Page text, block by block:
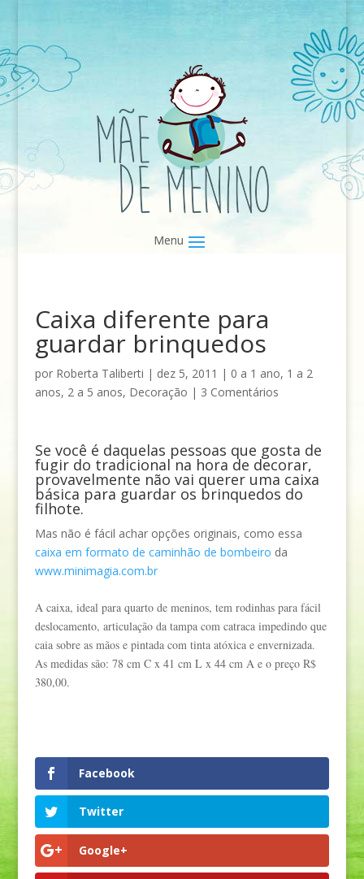
Caixa diferente para
guardar brinquedos
por Roberta Taliberti | dez 5, 2011 | 0 a 1 ano, 1 a 2
anos, 2 a 5 anos, Decoração | 3 Comentários
Se você é daquelas pessoas que gosta de
fugir do tradicional na hora de decorar,
provavelmente não vai querer uma caixa
básica para guardar os brinquedos do
filhote.
Mas não é fácil achar opções originais, como essa
caixa em formato de caminhão de bombeiro da
www.minimagia.com.br
A caixa, ideal para quarto de meninos, tem rodinhas para fácil
deslocamento, articulação da tampa com catraca impedindo que
caia sobre as mãos e pintada com tinta atóxica e envernizada.
As medidas são: 78 cm C x 41 cm L x 44 cm A e o preço R$
380,00.
Facebook
Twitter
Google+